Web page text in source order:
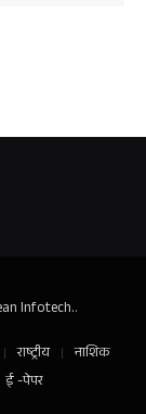
Infotech..
राष्ट्रीय
नाशिक
ई -पेपर